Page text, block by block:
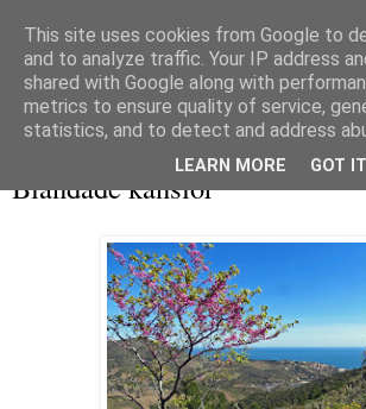
Blandade känslor
This site uses cookies from Google to
and to analyze traffic. Your IP address
shared with Google along with
metrics to ensure quality of service,
statistics, and to detect and address
LEARN MORE GOT IT